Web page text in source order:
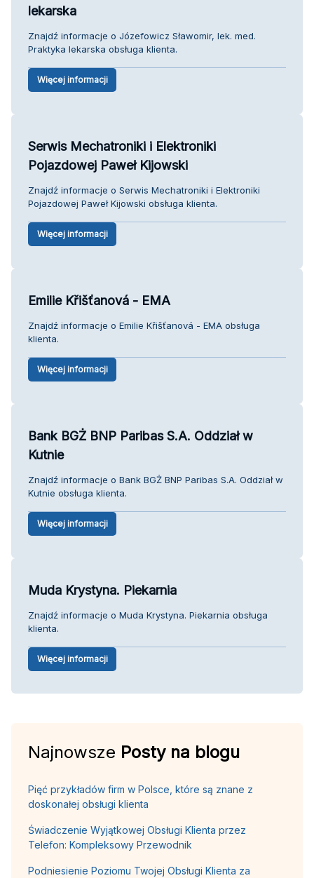
lekarska
Znajdź informacje o Józefowicz Sławomir, lek. med.
Praktyka lekarska obsługa klienta.
Więcej informacji
Serwis Mechatroniki i Elektroniki
Pojazdowej Paweł Kijowski
Znajdź informacje o Serwis Mechatroniki i Elektroniki
Pojazdowej Paweł Kijowski obsługa klienta.
Więcej informacji
Emilie Křišťanová - EMA
Znajdź informacje o Emilie Křišťanová - EMA obsługa
klienta.
Więcej informacji
Bank BGŻ BNP Paribas S.A. Oddział w
Kutnie
Znajdź informacje o Bank BGŻ BNP Paribas S.A. Oddział w
Kutnie obsługa klienta.
Więcej informacji
Muda Krystyna. Piekarnia
Znajdź informacje o Muda Krystyna. Piekarnia obsługa
klienta.
Więcej informacji
Najnowsze Posty na blogu
Pięć przykładów firm w Polsce, które są znane z
doskonałej obsługi klienta
Świadczenie Wyjątkowej Obsługi Klienta przez
Telefon: Kompleksowy Przewodnik
Podniesienie Poziomu Twojej Obsługi Klienta za